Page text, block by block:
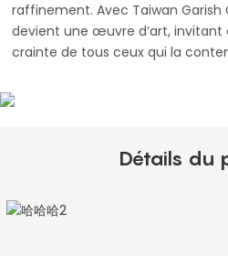
raffinement. Avec Taiwan Garish
devient une œuvre d’art, invitant
crainte de tous ceux qui la
Détails du